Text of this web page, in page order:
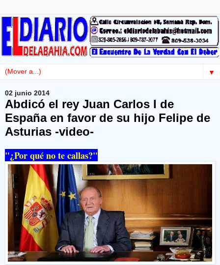
▼
02 junio 2014
Abdicó el rey Juan Carlos I de
España en favor de su hijo Felipe de
Asturias -video-
"¿Por qué no te callas?"